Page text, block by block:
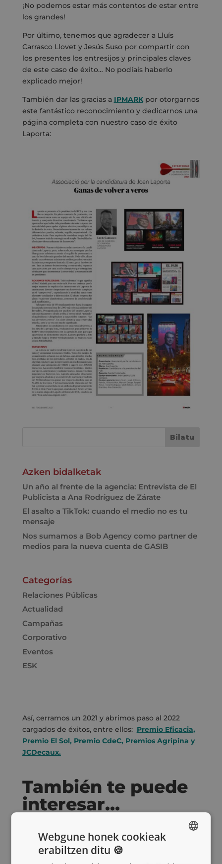
¡No podemos estar más contentos de estar entre
los grandes!
Por último, tenemos que agradecer a Lluís
Carrasco Llovet y Jesús Suso por compartir con
los presentes los entresijos y principales claves
de este caso de éxito… No podíais haberlo
explicado mejor!
También dar las gracias a IPMARKpor otorgarnos
este fantástico reconocimiento y dedicarnos una
página completa con nuestro caso de éxito
Laporta:
Azken bidalketak
Un año al frente de la agencia: Entrevista de El
Publicista a Ana Rodríguez de Zárate
El asalto a TikTok: cuando el medio no es tu
mensaje
Nos sumamos a Bob Agency como partner de
medios para la nueva cuenta de GASIB
Categorías
Relaciones Públicas
Actualidad
Campañas
Corporativo
Eventos
ESK
Así, cerramos un 2021 y abrimos paso al 2022
cargados de éxitos, entre ellos: Premio Eficacia,
Premio El Sol, Premio CdeC, Premios Agripina y
JCDecaux.
También te puede
interesar…
Webgune honek cookieak
erabiltzen ditu 🍪